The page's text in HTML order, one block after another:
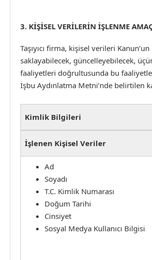
3. KİŞİSEL VERİLERİN İŞLENME
Taşıyıcı firma, kişisel verileri
saklayabilecek, güncelleyebilecek,
faaliyetleri doğrultusunda bu
İşbu Aydınlatma Metni’nde belirtilen
Kimlik Bilgileri
İşlenen Kişisel Veriler
Ad
Soyadı
T.C. Kimlik Numarası
Doğum Tarihi
Cinsiyet
Sosyal Medya Kullanıcı Bilgisi